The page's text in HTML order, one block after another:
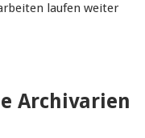
laufen weiter
Archivarien